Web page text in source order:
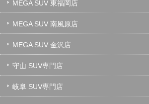
MEGA SUV 東福岡店
MEGA SUV 南風原店
MEGA SUV 金沢店
守山 SUV専門店
岐阜 SUV専門店